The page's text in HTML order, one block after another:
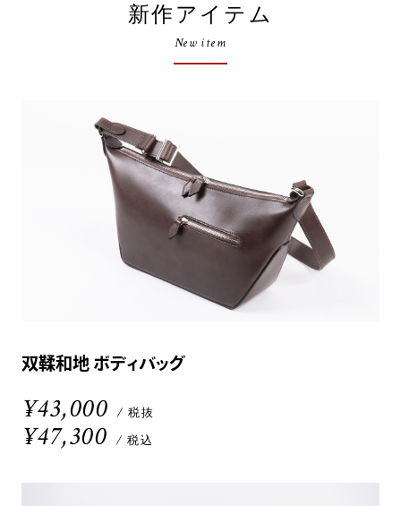
新作アイテム
New item
双鞣和地 ボディバッグ
¥43,000 / 税抜
¥47,300 / 税込